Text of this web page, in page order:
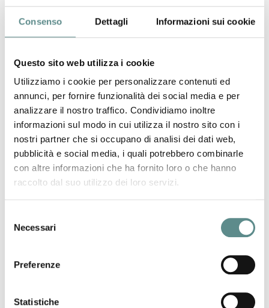
Consenso Dettagli Informazioni sui cookie
Questo sito web utilizza i cookie
Utilizziamo i cookie per personalizzare contenuti ed
annunci, per fornire funzionalità dei social media e per
analizzare il nostro traffico. Condividiamo inoltre
informazioni sul modo in cui utilizza il nostro sito con i
nostri partner che si occupano di analisi dei dati web,
pubblicità e social media, i quali potrebbero combinarle
con altre informazioni che ha fornito loro o che hanno
raccolto dal suo utilizzo dei loro servizi.
delNecessari
Preferenze
Statistiche
Mantova Gomma Srl
Via del Progresso, 10/12
technical rubber articles